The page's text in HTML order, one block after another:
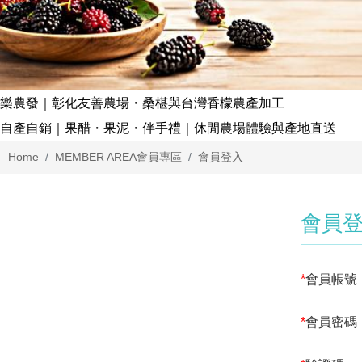
樂農發｜彰化友善農場・桑椹與台灣香檬農產加工
自產自銷｜果醋・果泥・伴手禮｜休閒農場體驗與產地直送
Home MEMBER AREA會員專區 會員登入
會員
*會員帳號
*會員密碼